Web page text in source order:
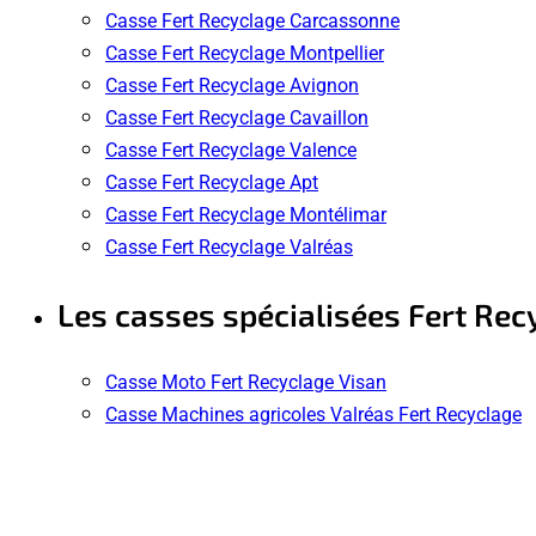
Casse Fert Recyclage Carcassonne
Casse Fert Recyclage Montpellier
Casse Fert Recyclage Avignon
Casse Fert Recyclage Cavaillon
Casse Fert Recyclage Valence
Casse Fert Recyclage Apt
Casse Fert Recyclage Montélimar
Casse Fert Recyclage Valréas
Les casses spécialisées Fert
Casse Moto Fert Recyclage Visan
Casse Machines agricoles Valréas Fert Recyclage